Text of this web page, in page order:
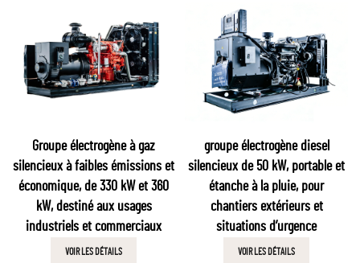
Groupe électrogène à gaz
silencieux à faibles émissions et
économique, de 330 kW et 360
kW, destiné aux usages
industriels et commerciaux
VOIR LES DÉTAILS
groupe électrogène diesel
silencieux de 50 kW, portable et
étanche à la pluie, pour
chantiers extérieurs et
situations d’urgence
VOIR LES DÉTAILS